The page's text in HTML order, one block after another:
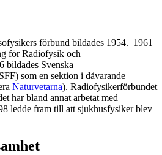
förbund bildades 1954. 1961
för Radiofysik och
bildades Svenska
som en sektion i dåvarande
Naturvetarna). Radiofysikerförbundet
har bland annat arbetat med
ledde fram till att sjukhusfysiker blev